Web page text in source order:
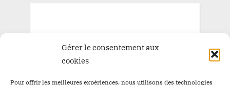
Gérer le consentement aux
cookies
Pour offrir les meilleures expériences, nous utilisons des technologies